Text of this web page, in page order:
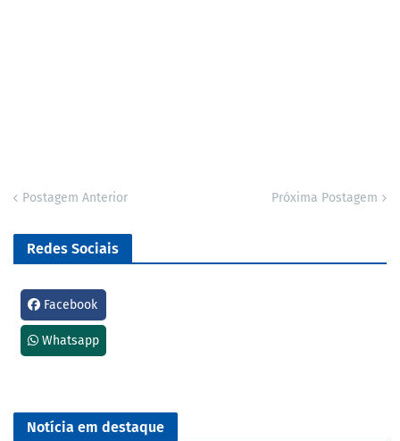
Postagem Anterior Próxima Postagem
Redes Sociais
Facebook
Whatsapp
Notícia em destaque